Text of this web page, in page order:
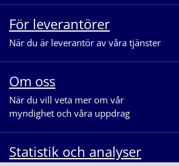
För leverantörer
När du är leverantör av våra tjänster
Om oss
När du vill veta mer om vår
myndighet och våra uppdrag
Statistik och analyser